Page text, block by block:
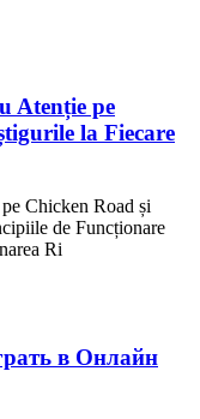
Atenție pe
la Fiecare
Chicken Road și
de Funcționare
Ri
в Онлайн